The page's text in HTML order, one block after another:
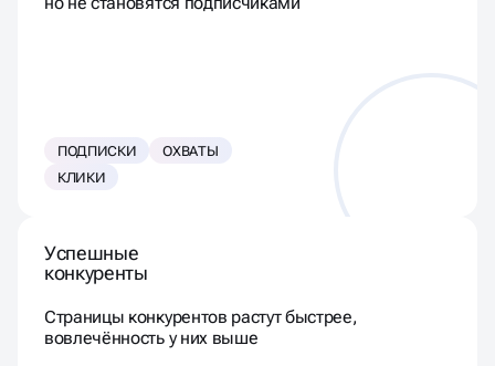
ПОДПИСКИ
ОХВАТЫ
КЛИКИ
Успешные
конкуренты
Страницы конкурентов растут быстрее,
вовлечённость у них выше